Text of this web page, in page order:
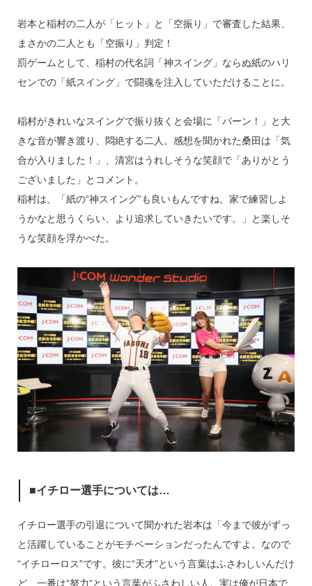
岩本と稲村の二人が「ヒット」と「空振り」で審査した結果、
まさかの二人とも「空振り」判定！
罰ゲームとして、稲村の代名詞「神スイング」ならぬ紙のハリ
センでの「紙スイング」で闘魂を注入していただけることに。
稲村がきれいなスイングで振り抜くと会場に「パーン！」と大
きな音が響き渡り、悶絶する二人。感想を聞かれた桑田は「気
合が入りました！」、清宮はうれしそうな笑顔で「ありがとう
ございました」とコメント。
稲村は、「紙の“神スイング”も良いもんですね。家で練習しよ
うかなと思うくらい、より追求していきたいです。」と楽しそ
うな笑顔を浮かべた。
■イチロー選手については…
イチロー選手の引退について聞かれた岩本は「今まで彼がずっ
と活躍していることがモチベーションだったんですよ。なので
“イチローロス”です。彼に“天才”という言葉はふさわしいんだけ
ど、一番は“努力“という言葉がふさわしい人。実は俺が日本で